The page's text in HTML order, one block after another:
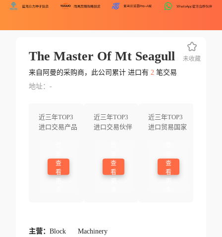
The Master Of Mt Seagull
来自阿曼的采购商，此公司累计 进口有 2笔交易
地址：-
近三年TOP3
进口交易产品
查
看
近三年TOP3
进口交易伙伴
查
看
近三年TOP3
进口贸易国家
查
看
未收藏
主营： Block Machinery